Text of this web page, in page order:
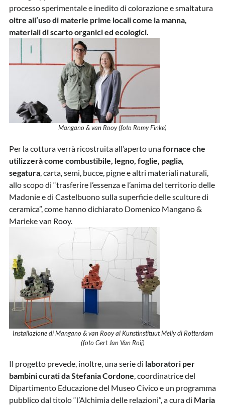
processo sperimentale e inedito di colorazione e smaltatura
oltre all’uso di materie prime locali come la manna,
materiali di scarto organici ed ecologici.
Mangano & van Rooy (foto Romy Finke)
Per la cottura verrà ricostruita all’aperto unafornace che
utilizzerà come combustibile, legno, foglie, paglia,
segatura, carta, semi, bucce, pigne e altri materiali naturali,
allo scopo di “trasferire l’essenza e l’anima del territorio delle
Madonie e di Castelbuono sulla superficie delle sculture di
ceramica”, come hanno dichiarato Domenico Mangano &
Marieke van Rooy.
Installazione di Mangano & van Rooy al Kunstinstituut Melly di Rotterdam
(foto Gert Jan Van Roij)
Il progetto prevede, inoltre, una serie di laboratori per
bambini curati da Stefania Cordone, coordinatrice del
Dipartimento Educazione del Museo Civico e un programma
pubblico dal titolo “l’Alchimia delle relazioni”, a cura di Maria